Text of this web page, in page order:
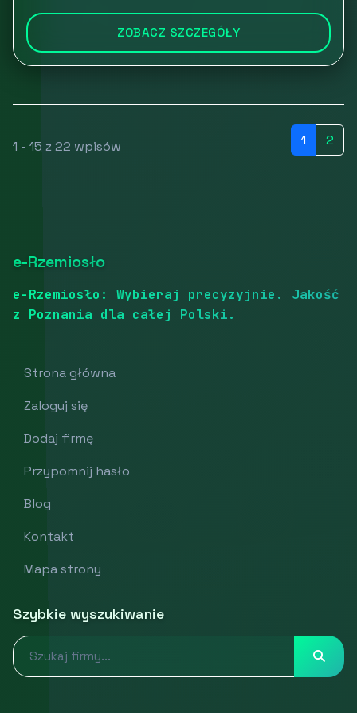
ZOBACZ SZCZEGÓŁY
1 - 15 z 22 wpisów 1 2
e-Rzemiosło
e-Rzemiosło: Wybieraj precyzyjnie. Jakość
z Poznania dla całej Polski.
Strona główna
Zaloguj się
Dodaj firmę
Przypomnij hasło
Blog
Kontakt
Mapa strony
Szybkie wyszukiwanie